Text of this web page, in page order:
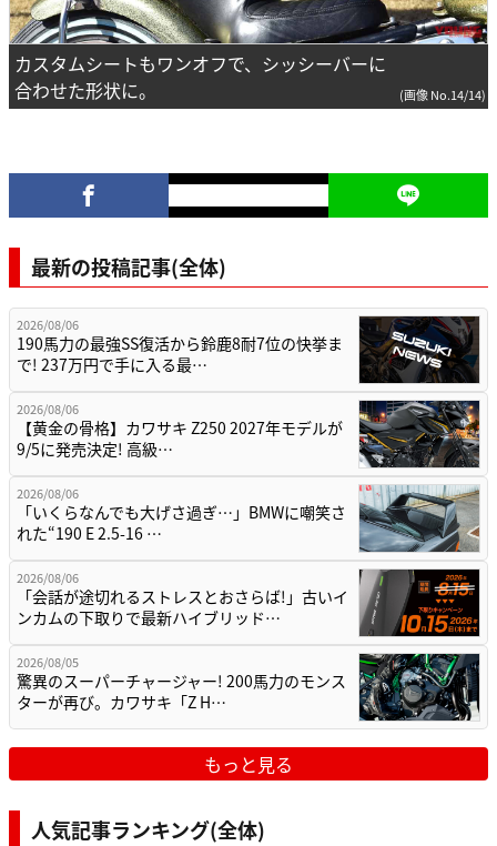
カスタムシートもワンオフで、シッシーバーに
合わせた形状に。
(画像 No.14/14)
最新の投稿記事(全体)
2026/08/06
190馬力の最強SS復活から鈴鹿8耐7位の快挙ま
で! 237万円で手に入る最…
2026/08/06
【黄金の骨格】カワサキ Z250 2027年モデルが
9/5に発売決定! 高級…
2026/08/06
「いくらなんでも大げさ過ぎ…」BMWに嘲笑さ
れた“190 E 2.5-16 …
2026/08/06
「会話が途切れるストレスとおさらば!」古いイ
ンカムの下取りで最新ハイブリッド…
2026/08/05
驚異のスーパーチャージャー! 200馬力のモンス
ターが再び。カワサキ「Z H…
もっと見る
人気記事ランキング(全体)